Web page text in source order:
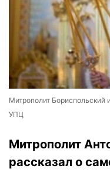
Митрополит Бориспольский
УПЦ
Митрополит
рассказал о